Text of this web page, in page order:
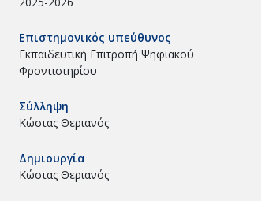
Επιστημονικός υπεύθυνος
Εκπαιδευτική Επιτροπή Ψηφιακού
Φροντιστηρίου
Σύλληψη
Κώστας Θεριανός
Δημιουργία
Κώστας Θεριανός